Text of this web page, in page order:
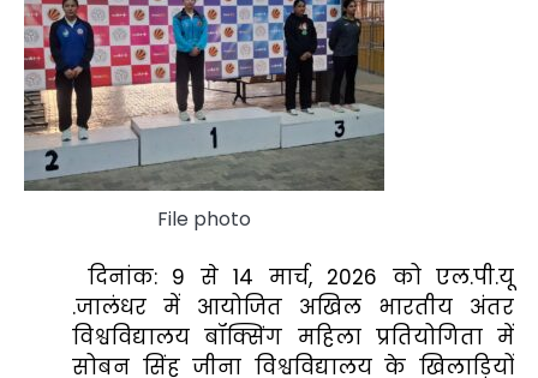
File photo
दिनांक: 9 से 14 मार्च, 2026 को एल.पी.यू
.जालंधर में आयोजित अखिल भारतीय अंतर
विश्वविद्यालय बॉक्सिंग महिला प्रतियोगिता में
सोबन सिंह जीना विश्वविद्यालय के खिलाड़ियों